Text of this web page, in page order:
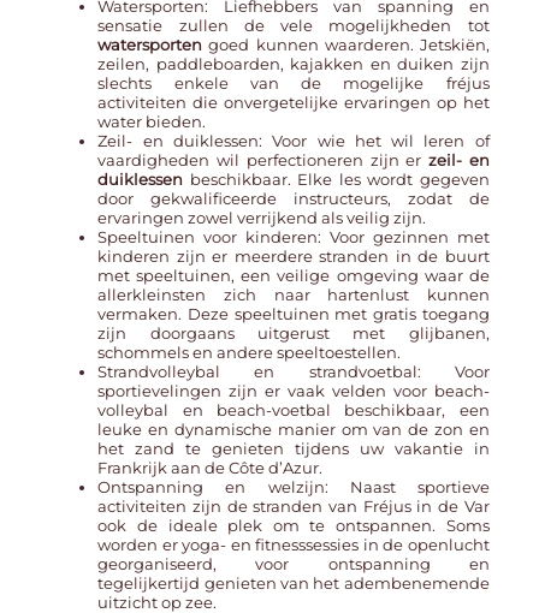
Watersporten: Liefhebbers van spanning en
sensatie zullen de vele mogelijkheden tot
watersportengoed kunnen waarderen. Jetskiën,
zeilen, paddleboarden, kajakken en duiken zijn
slechts enkele van de mogelijke fréjus
activiteiten die onvergetelijke ervaringen op het
water bieden.
Zeil- en duiklessen: Voor wie het wil leren of
vaardigheden wil perfectioneren zijn er zeil- en
duiklessen beschikbaar. Elke les wordt gegeven
door gekwalificeerde instructeurs, zodat de
ervaringen zowel verrijkend als veilig zijn.
Speeltuinen voor kinderen: Voor gezinnen met
kinderen zijn er meerdere stranden in de buurt
met speeltuinen, een veilige omgeving waar de
allerkleinsten zich naar hartenlust kunnen
vermaken. Deze speeltuinen met gratis toegang
zijn doorgaans uitgerust met glijbanen,
schommels en andere speeltoestellen.
Strandvolleybal en strandvoetbal: Voor
sportievelingen zijn er vaak velden voor beach-
volleybal en beach-voetbal beschikbaar, een
leuke en dynamische manier om van de zon en
het zand te genieten tijdens uw vakantie in
Frankrijk aan de Côte d’Azur.
Ontspanning en welzijn: Naast sportieve
activiteiten zijn de stranden van Fréjus in de Var
ook de ideale plek om te ontspannen. Soms
worden er yoga- en fitnesssessies in de openlucht
georganiseerd, voor ontspanning en
tegelijkertijd genieten van het adembenemende
uitzicht op zee.